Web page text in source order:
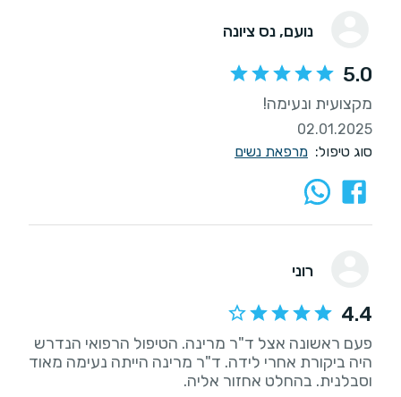
נועם, נס ציונה
5.0
מקצועית ונעימה!
02.01.2025
סוג טיפול: מרפאת נשים
רוני
4.4
פעם ראשונה אצל ד"ר מרינה. הטיפול הרפואי הנדרש
היה ביקורת אחרי לידה. ד"ר מרינה הייתה נעימה מאוד
וסבלנית. בהחלט אחזור אליה.